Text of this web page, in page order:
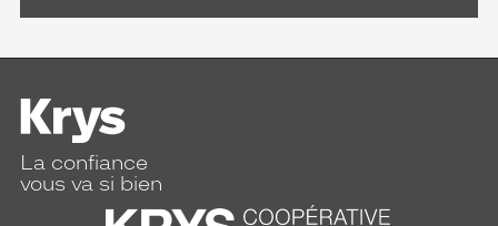
La confiance
vous va si bien